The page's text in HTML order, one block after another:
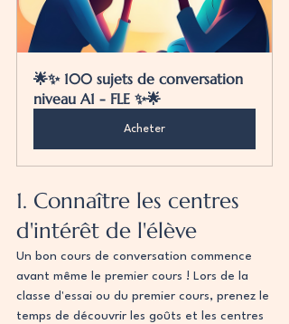
🌟✨ 100 sujets de conversation
niveau A1 - FLE ✨🌟
Acheter
1. Connaître les centres
d'intérêt de l'élève
Un bon cours de conversation commence
avant même le premier cours ! Lors de la
classe d'essai ou du premier cours, prenez le
temps de découvrir les goûts et les centres